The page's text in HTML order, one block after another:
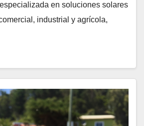
en soluciones solares
industrial y agrícola,